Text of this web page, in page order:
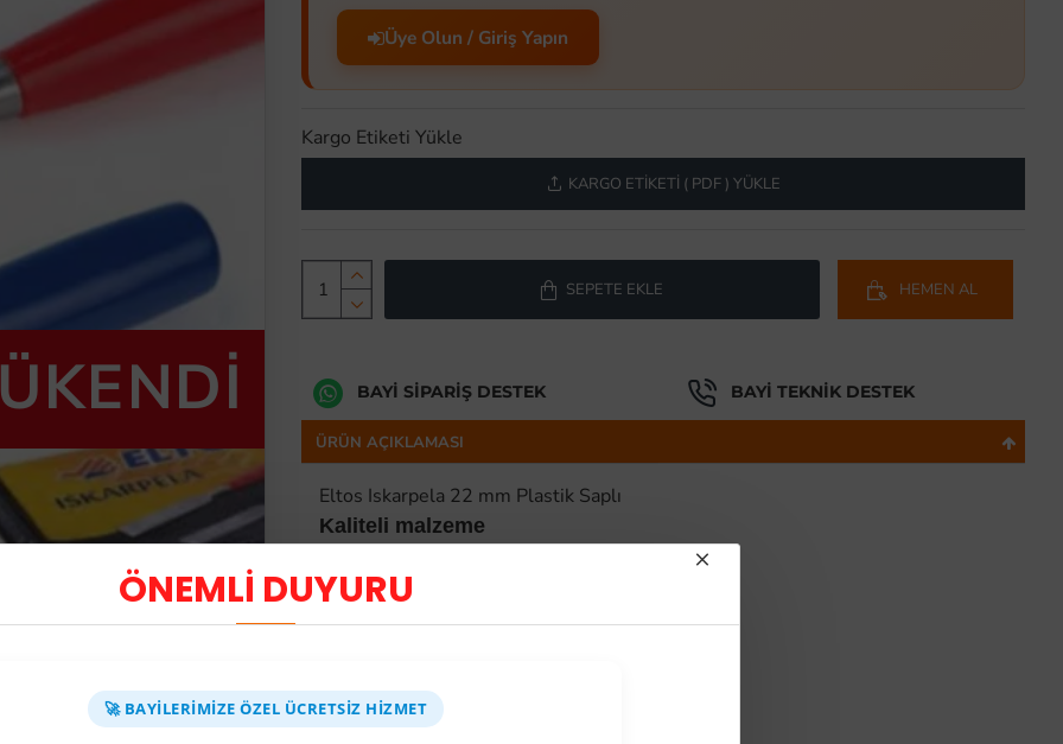
ÖNEMLİ DUYURU
🚀 BAYILERIMIZE ÖZEL ÜCRETSIZ HIZMET
Üye Olun / Giriş Yapın
Kargo Etiketi Yükle
KARGO ETIKETI ( PDF ) YÜKLE
SEPETE EKLE HEMEN AL
BAYI SIPARIŞ DESTEK BAYI TEKNIK DESTEK
ÜRÜN AÇIKLAMASI
Eltos Iskarpela 22 mm Plastik Saplı
Kaliteli malzeme
Keskin ağızlar
Uzun ömür